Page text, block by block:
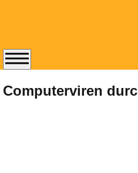
Computerviren
Abonnieren Sie den
14-tägig
erscheinenden